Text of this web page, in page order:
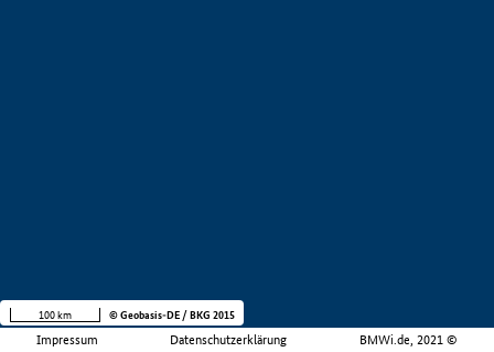
Impressum Datenschutzerklärung BMWi.de, 2021 ©
100 km © Geobasis-DE / BKG 2015